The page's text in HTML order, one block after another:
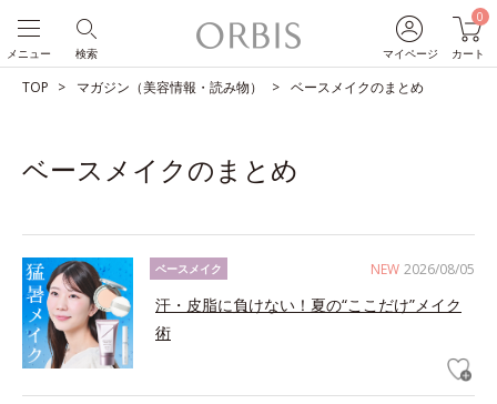
マイページ
0
カート
検索
メニュー
TOP マガジン（美容情報・読み物） ベースメイクのまとめ
ベースメイクのまとめ
NEW 2026/08/05
ベースメイク
汗・皮脂に負けない！夏の“ここだけ”メイク
術